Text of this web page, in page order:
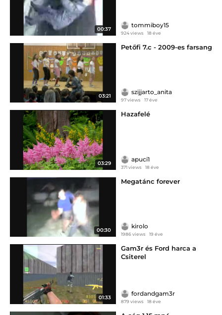
00:37
tommiboy15
924 views 18 éve
03:21
Petőfi 7.c - 2009-es farsang
szijjarto_anita
97 views 17 éve
03:29
Hazafelé
apuci1
371 views 18 éve
00:30
Megatánc forever
kirolo
1986 views 19 éve
01:33
Gam3r és Ford harca a
Csiterel
fordandgam3r
879 views 18 éve